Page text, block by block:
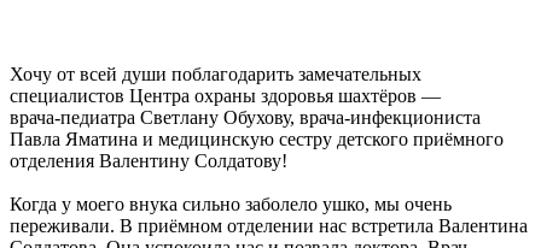
Хочу от всей души поблагодарить замечательных
специалистов Центра охраны здоровья шахтёров —
врача‑педиатра Светлану Обухову, врача‑инфекциониста
Павла Яматина и медицинскую сестру детского приёмного
отделения Валентину Солдатову!
Когда у моего внука сильно заболело ушко, мы очень
переживали. В приёмном отделении нас встретила Валентина